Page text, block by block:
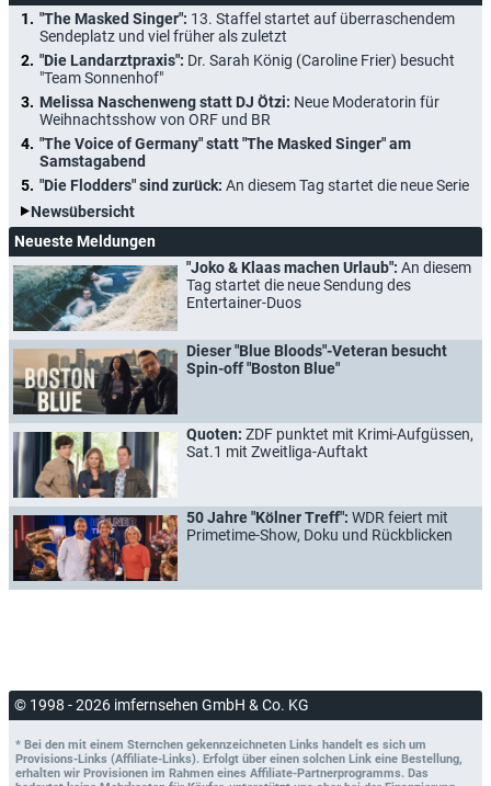
"The Masked Singer": 13. Staffel startet auf überraschendem
Sendeplatz und viel früher als zuletzt
"Die Landarztpraxis": Dr. Sarah König (Caroline Frier) besucht
"Team Sonnenhof"
Melissa Naschenweng statt DJ Ötzi: Neue Moderatorin für
Weihnachtsshow von ORF und BR
"The Voice of Germany" statt "The Masked Singer" am
Samstagabend
"Die Flodders" sind zurück: An diesem Tag startet die neue Serie
Newsübersicht
Neueste Meldungen
"Joko & Klaas machen Urlaub": An diesem
Tag startet die neue Sendung des
Entertainer-Duos
Dieser "Blue Bloods"-Veteran besucht
Spin-off "Boston Blue"
Quoten: ZDF punktet mit Krimi-Aufgüssen,
Sat.1 mit Zweitliga-Auftakt
50 Jahre "Kölner Treff": WDR feiert mit
Primetime-Show, Doku und Rückblicken
© 1998 - 2026 imfernsehen GmbH & Co. KG
* Bei den mit einem Sternchen gekennzeichneten Links handelt es sich um
Provisions-Links (Affiliate-Links). Erfolgt über einen solchen Link eine Bestellung,
erhalten wir Provisionen im Rahmen eines Affiliate-Partnerprogramms. Das